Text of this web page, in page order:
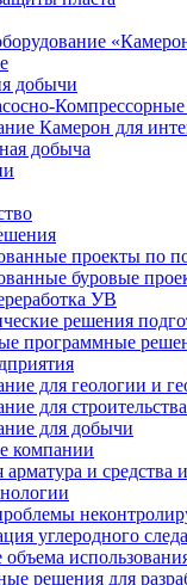
добычи
Камерон для
добыча
проекты по
буровые
УВ
решения
программные
для геологии и
для
для добычи
компании
арматура и средства
углеродного
решения для